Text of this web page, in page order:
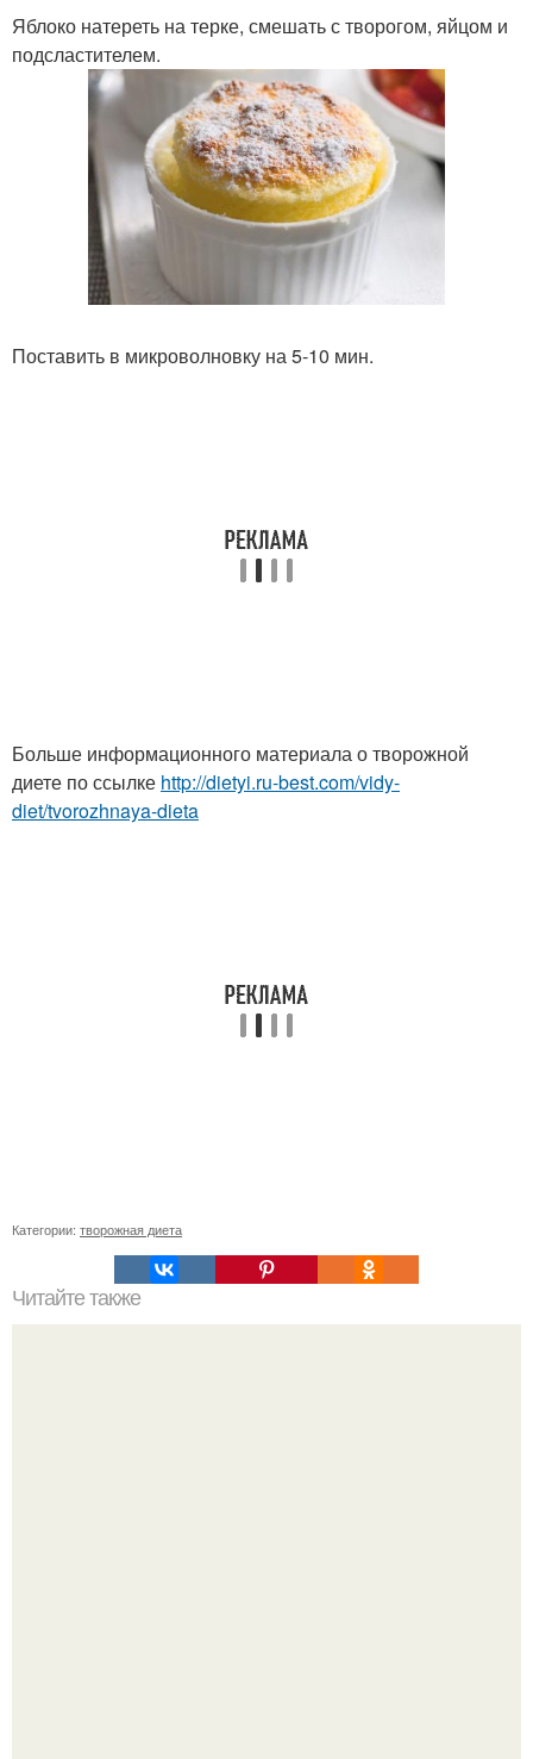
Яблоко натереть на терке, смешать с творогом, яйцом и
подсластителем.
Поставить в микроволновку на 5-10 мин.
Больше информационного материала о творожной
диете по ссылке http://dietyi.ru-best.com/vidy-
diet/tvorozhnaya-dieta
Категории: творожная диета
Читайте также